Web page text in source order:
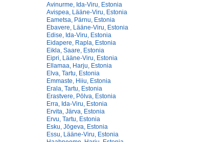
Avinurme, Ida-Viru, Estonia
Avispea, Lääne-Viru, Estonia
Eametsa, Pärnu, Estonia
Ebavere, Lääne-Viru, Estonia
Edise, Ida-Viru, Estonia
Eidapere, Rapla, Estonia
Eikla, Saare, Estonia
Eipri, Lääne-Viru, Estonia
Ellamaa, Harju, Estonia
Elva, Tartu, Estonia
Emmaste, Hiiu, Estonia
Erala, Tartu, Estonia
Erastvere, Pōlva, Estonia
Erra, Ida-Viru, Estonia
Ervita, Järva, Estonia
Ervu, Tartu, Estonia
Esku, Jōgeva, Estonia
Essu, Lääne-Viru, Estonia